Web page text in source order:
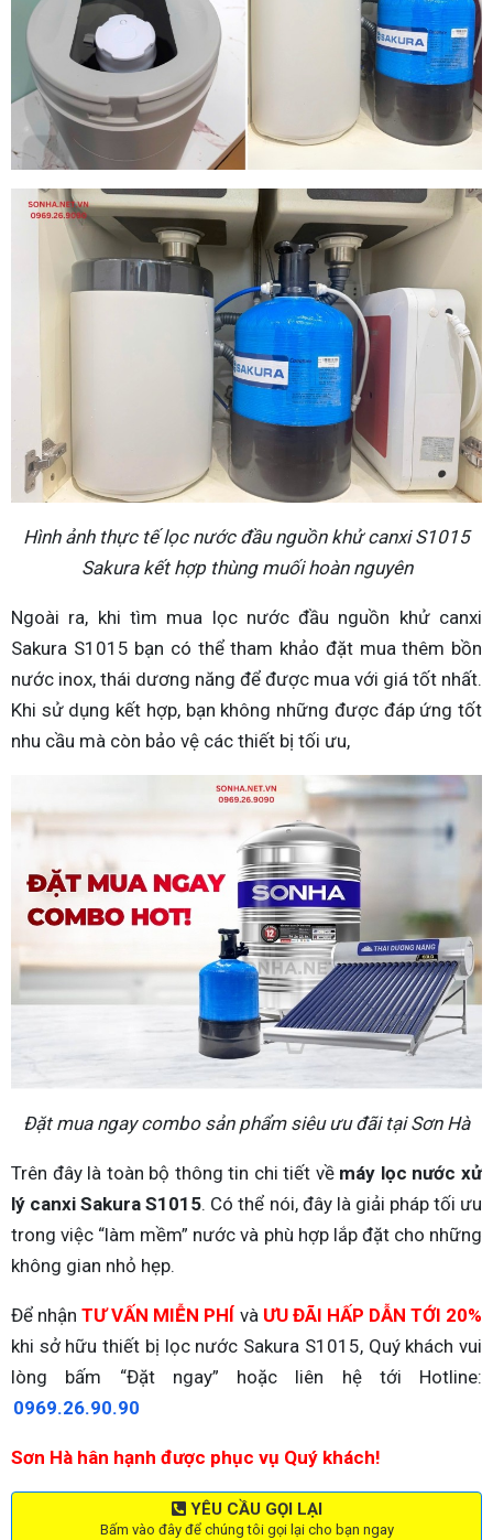
Hình ảnh thực tế lọc nước đầu nguồn khử canxi S1015
Sakura kết hợp thùng muối hoàn nguyên
Ngoài ra, khi tìm mua lọc nước đầu nguồn khử canxi
Sakura S1015 bạn có thể tham khảo đặt mua thêm bồn
nước inox, thái dương năng để được mua với giá tốt nhất.
Khi sử dụng kết hợp, bạn không những được đáp ứng tốt
nhu cầu mà còn bảo vệ các thiết bị tối ưu,
Đặt mua ngay combo sản phẩm siêu ưu đãi tại Sơn Hà
Trên đây là toàn bộ thông tin chi tiết về máy lọc nước xử
lý canxi Sakura S1015. Có thể nói, đây là giải pháp tối ưu
trong việc “làm mềm” nước và phù hợp lắp đặt cho những
không gian nhỏ hẹp.
Để nhậnTƯ VẤN MIỄN PHÍ và ƯU ĐÃI HẤP DẪN TỚI 20%
khi sở hữu thiết bị lọc nước Sakura S1015, Quý khách vui
lòng bấm “Đặt ngay” hoặc liên hệ tới Hotline:
0969.26.90.90
Sơn Hà hân hạnh được phục vụ Quý khách!
YÊU CẦU GỌI LẠI
Bấm vào đây để chúng tôi gọi lại cho bạn ngay